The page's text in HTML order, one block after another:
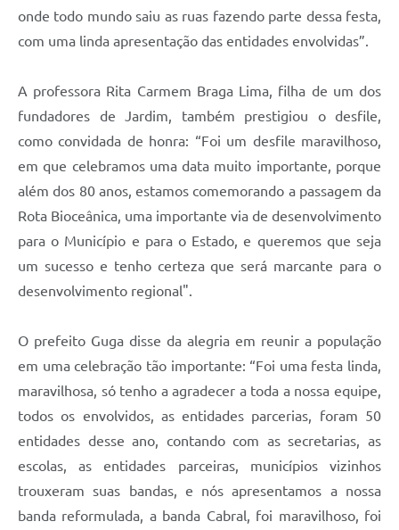
onde todo mundo saiu as ruas fazendo parte dessa festa,
com uma linda apresentação das entidades envolvidas”.
A professora Rita Carmem Braga Lima, filha de um dos
fundadores de Jardim, também prestigiou o desfile,
como convidada de honra: “Foi um desfile maravilhoso,
em que celebramos uma data muito importante, porque
além dos 80 anos, estamos comemorando a passagem da
Rota Bioceânica, uma importante via de desenvolvimento
para o Município e para o Estado, e queremos que seja
um sucesso e tenho certeza que será marcante para o
desenvolvimento regional".
O prefeito Guga disse da alegria em reunir a população
em uma celebração tão importante: “Foi uma festa linda,
maravilhosa, só tenho a agradecer a toda a nossa equipe,
todos os envolvidos, as entidades parcerias, foram 50
entidades desse ano, contando com as secretarias, as
escolas, as entidades parceiras, municípios vizinhos
trouxeram suas bandas, e nós apresentamos a nossa
banda reformulada, a banda Cabral, foi maravilhoso, foi